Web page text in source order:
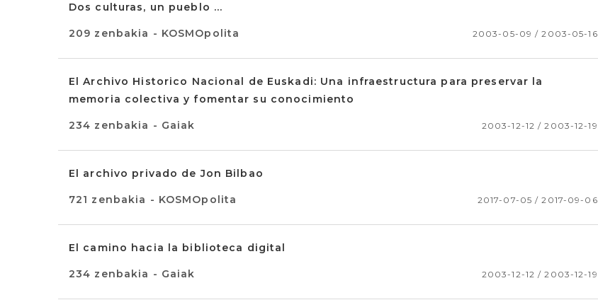
Dos culturas, un pueblo ...
209 zenbakia - KOSMOpolita 2003-05-09 / 2003-05-16
El Archivo Historico Nacional de Euskadi: Una infraestructura para preservar la
memoria colectiva y fomentar su conocimiento
234 zenbakia - Gaiak 2003-12-12 / 2003-12-19
El archivo privado de Jon Bilbao
721 zenbakia - KOSMOpolita 2017-07-05 / 2017-09-06
El camino hacia la biblioteca digital
234 zenbakia - Gaiak 2003-12-12 / 2003-12-19